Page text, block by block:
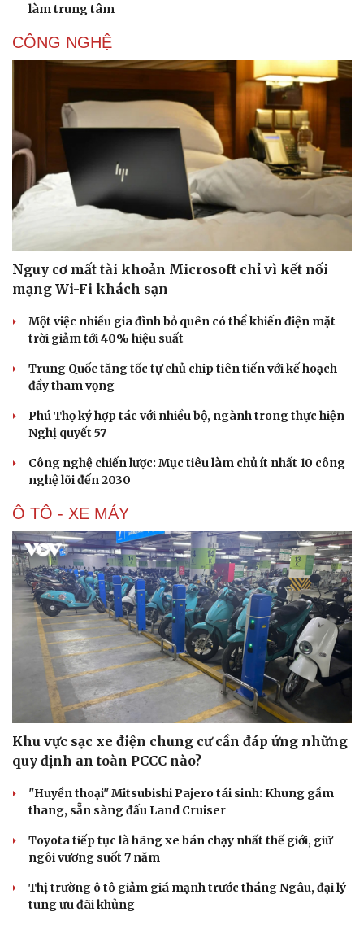
Văn hóa
Sân khấu - Điện ảnh
Văn học
Di sản
Nghệ sĩ
làm trung tâm
CÔNG NGHỆ
Nguy cơ mất tài khoản Microsoft chỉ vì kết nối
mạng Wi-Fi khách sạn
Một việc nhiều gia đình bỏ quên có thể khiến điện mặt
trời giảm tới 40% hiệu suất
Trung Quốc tăng tốc tự chủ chip tiên tiến với kế hoạch
đầy tham vọng
Phú Thọ ký hợp tác với nhiều bộ, ngành trong thực hiện
Nghị quyết 57
Công nghệ chiến lược: Mục tiêu làm chủ ít nhất 10 công
nghệ lõi đến 2030
Ô TÔ - XE MÁY
Khu vực sạc xe điện chung cư cần đáp ứng những
quy định an toàn PCCC nào?
"Huyền thoại" Mitsubishi Pajero tái sinh: Khung gầm
thang, sẵn sàng đấu Land Cruiser
Toyota tiếp tục là hãng xe bán chạy nhất thế giới, giữ
ngôi vương suốt 7 năm
Thị trường ô tô giảm giá mạnh trước tháng Ngâu, đại lý
tung ưu đãi khủng